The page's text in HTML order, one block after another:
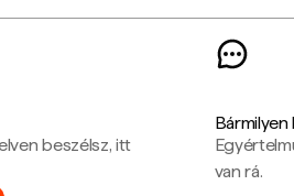
beszélsz, itt
van rá.